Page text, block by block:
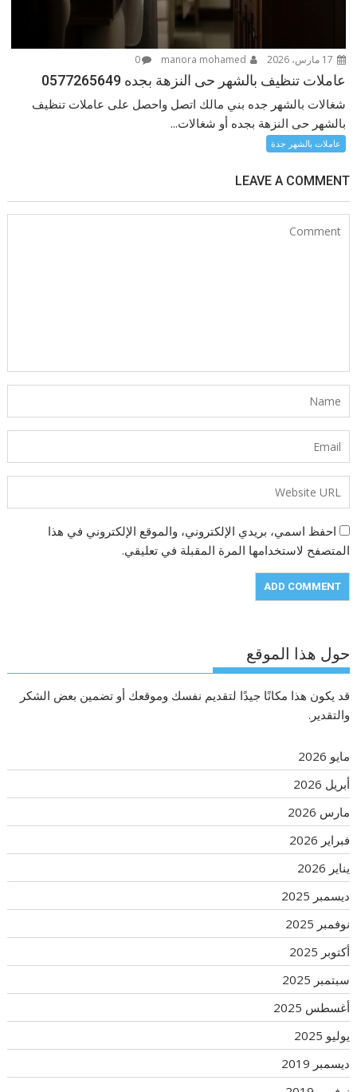
0
عاملات تنظيف بالشهر حى النزهة بجده 0577265649
شغالات بالشهر جده بني مالك اتصل واحصل على عاملات تنظيف
بالشهر حى النزهة بجده أو شغالات...
عاملات بالشهر جدة
LEAVE A COMMENT
احفظ اسمي، بريدي الإلكتروني، والموقع الإلكتروني في هذا
المتصفح لاستخدامها المرة المقبلة في تعليقي.
حول هذا الموقع
قد يكون هذا مكانًا جيدًا لتقديم نفسك وموقعك أو تضمين بعض الشكر
والتقدير.
مايو 2026
أبريل 2026
مارس 2026
فبراير 2026
يناير 2026
ديسمبر 2025
نوفمبر 2025
أكتوبر 2025
سبتمبر 2025
أغسطس 2025
يوليو 2025
ديسمبر 2019